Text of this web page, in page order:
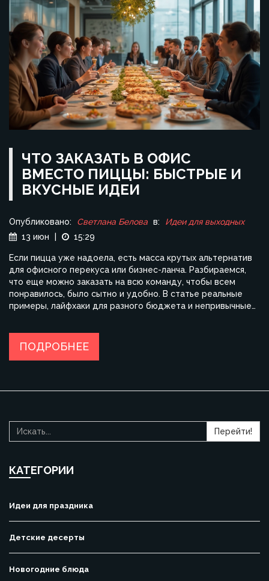
ЧТО ЗАКАЗАТЬ В ОФИС
ВМЕСТО ПИЦЦЫ: БЫСТРЫЕ И
ВКУСНЫЕ ИДЕИ
Опубликовано: Светлана Белова в:
Идеи для выходных
13 июн
15:29
Если пицца уже надоела, есть масса крутых альтернатив
для офисного перекуса или бизнес-ланча. Разбираемся,
что еще можно заказать на всю команду, чтобы всем
понравилось, было сытно и удобно. В статье реальные
примеры, лайфхаки для разного бюджета и непривычные
избежать типичных ошибок при выборе еды для
коллектива.
ПОДРОБНЕЕ
Перейти!
КАТЕГОРИИ
Идеи для праздника
Детские десерты
Новогодние блюда